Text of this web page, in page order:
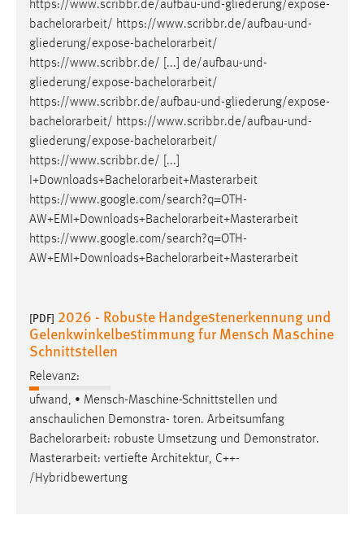
https://www.scribbr.de/aufbau-und-gliederung/expose-
bachelorarbeit/ https://www.scribbr.de/aufbau-und-
gliederung/expose-bachelorarbeit/
https://www.scribbr.de/ [...] de/aufbau-und-
gliederung/expose-bachelorarbeit/
https://www.scribbr.de/aufbau-und-gliederung/expose-
bachelorarbeit/ https://www.scribbr.de/aufbau-und-
gliederung/expose-bachelorarbeit/
https://www.scribbr.de/ [...]
I+Downloads+Bachelorarbeit+Masterarbeit
https://www.google.com/search?q=OTH-
AW+EMI+Downloads+Bachelorarbeit+Masterarbeit
https://www.google.com/search?q=OTH-
AW+EMI+Downloads+Bachelorarbeit+Masterarbeit
[PDF] 2026 - Robuste Handgestenerkennung und
Gelenkwinkelbestimmung fur Mensch Maschine
Schnittstellen
Relevanz:
ufwand, • Mensch-Maschine-Schnittstellen und
anschaulichen Demonstra- toren. Arbeitsumfang
Bachelorarbeit: robuste Umsetzung und Demonstrator.
Masterarbeit: vertiefte Architektur, C++-
/Hybridbewertung